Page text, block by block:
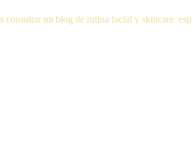
consultar mi blog de rutina facial y skincare